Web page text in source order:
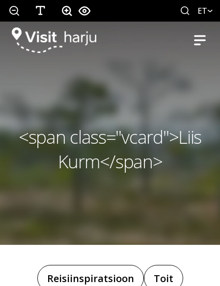
ET
<span class="vcard">Liis
Kurm</span>
Reisiinspiratsioon
Toit